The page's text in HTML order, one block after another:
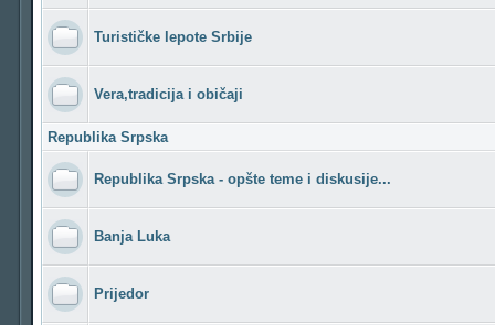
Turističke lepote Srbije
Vera,tradicija i običaji
Republika Srpska
Republika Srpska - opšte teme i diskusije...
Banja Luka
Prijedor